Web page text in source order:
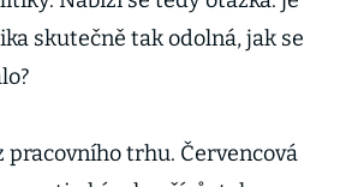
skutečně tak odolná, jak se
trhu. Červencová